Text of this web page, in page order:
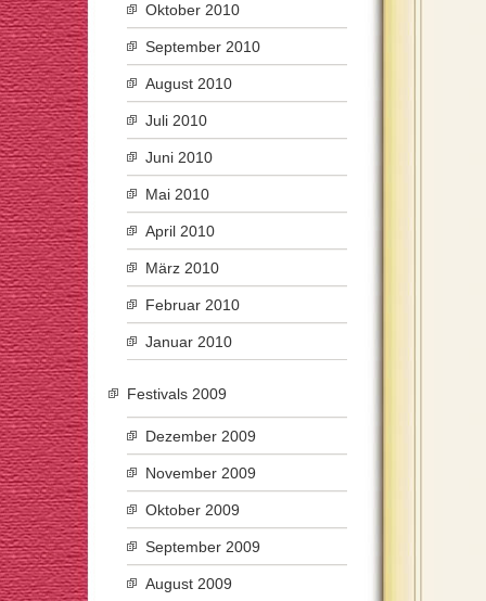
Oktober 2010
September 2010
August 2010
Juli 2010
Juni 2010
Mai 2010
April 2010
März 2010
Februar 2010
Januar 2010
Festivals 2009
Dezember 2009
November 2009
Oktober 2009
September 2009
August 2009